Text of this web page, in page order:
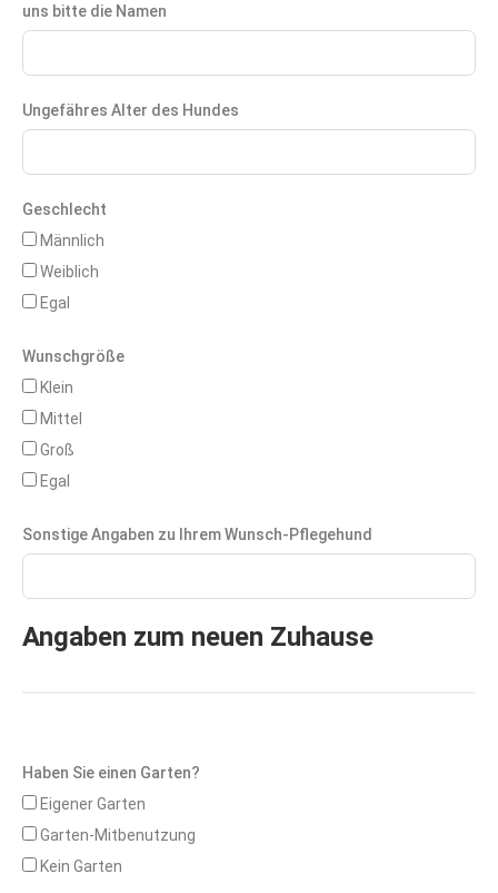
uns bitte die Namen
Ungefähres Alter des Hundes
Geschlecht
Männlich
Weiblich
Egal
Wunschgröße
Klein
Mittel
Groß
Egal
Sonstige Angaben zu Ihrem Wunsch-Pflegehund
Angaben zum neuen Zuhause
Haben Sie einen Garten?
Eigener Garten
Garten-Mitbenutzung
Kein Garten